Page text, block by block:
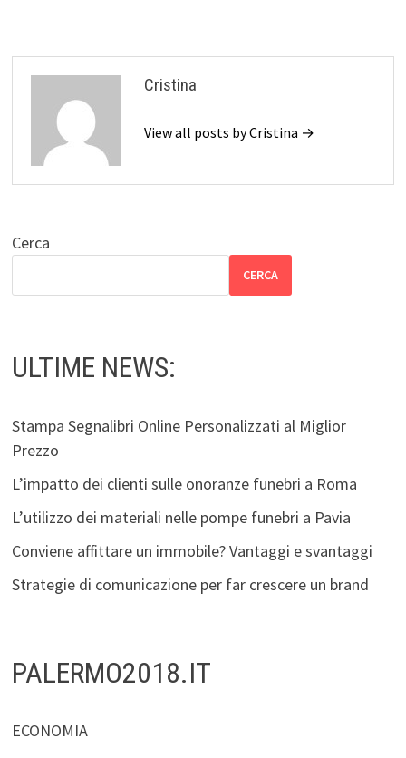
Cristina
View all posts by Cristina →
Cerca
CERCA
ULTIME NEWS:
Stampa Segnalibri Online Personalizzati al Miglior
Prezzo
L’impatto dei clienti sulle onoranze funebri a Roma
L’utilizzo dei materiali nelle pompe funebri a Pavia
Conviene affittare un immobile? Vantaggi e svantaggi
Strategie di comunicazione per far crescere un brand
PALERMO2018.IT
ECONOMIA